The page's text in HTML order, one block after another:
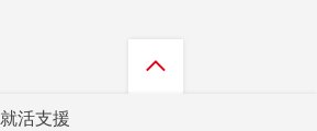
就活支援